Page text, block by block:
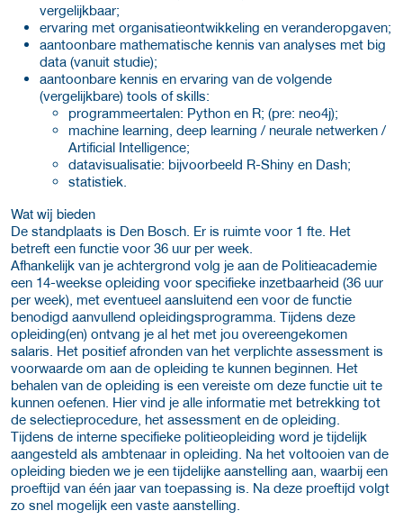
vergelijkbaar;
ervaring met organisatieontwikkeling en veranderopgaven;
aantoonbare mathematische kennis van analyses met big
data (vanuit studie);
aantoonbare kennis en ervaring van de volgende
(vergelijkbare) tools of skills:
programmeertalen: Python en R; (pre: neo4j);
machine learning, deep learning / neurale netwerken /
Artificial Intelligence;
datavisualisatie: bijvoorbeeld R-Shiny en Dash;
statistiek.
Wat wij bieden
De standplaats is Den Bosch. Er is ruimte voor 1 fte. Het
betreft een functie voor 36 uur per week.
Afhankelijk van je achtergrond volg je aan de Politieacademie
een 14-weekse opleiding voor specifieke inzetbaarheid (36 uur
per week), met eventueel aansluitend een voor de functie
benodigd aanvullend opleidingsprogramma. Tijdens deze
opleiding(en) ontvang je al het met jou overeengekomen
salaris. Het positief afronden van het verplichte assessment is
voorwaarde om aan de opleiding te kunnen beginnen. Het
behalen van de opleiding is een vereiste om deze functie uit te
kunnen oefenen. Hier vind je alle informatie met betrekking tot
de selectieprocedure, het assessment en de opleiding.
Tijdens de interne specifieke politieopleiding word je tijdelijk
aangesteld als ambtenaar in opleiding. Na het voltooien van de
opleiding bieden we je een tijdelijke aanstelling aan, waarbij een
proeftijd van één jaar van toepassing is. Na deze proeftijd volgt
zo snel mogelijk een vaste aanstelling.